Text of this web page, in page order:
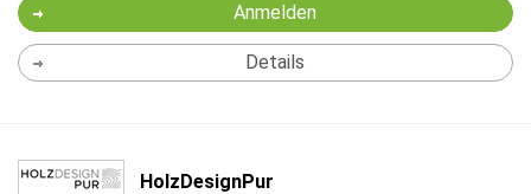
Anmelden
Details
HolzDesignPur